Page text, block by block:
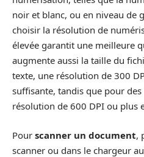
noir et blanc, ou en niveau de
choisir la résolution de
élevée garantit une meilleure
augmente aussi la taille du
texte, une résolution de 300
suffisante, tandis que pour
résolution de 600 DPI ou plus
Pour scanner un document,
scanner ou dans le chargeur